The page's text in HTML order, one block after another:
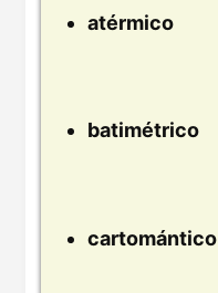
atérmico
batimétrico
cartomántico